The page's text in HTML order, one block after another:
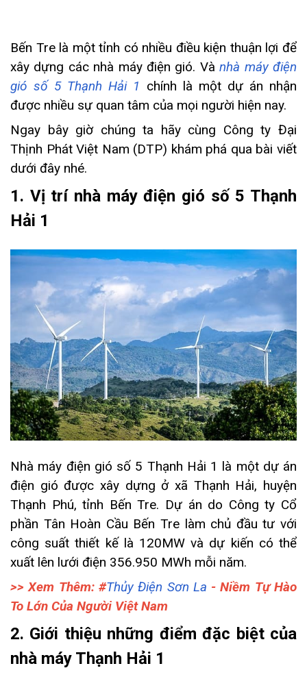
Bến Tre là một tỉnh có nhiều điều kiện thuận lợi để
xây dựng các nhà máy điện gió. Vànhà máy điện
gió số 5 Thạnh Hải 1 chính là một dự án nhận
được nhiều sự quan tâm của mọi người hiện nay.
Ngay bây giờ chúng ta hãy cùng Công ty Đại
Thịnh Phát Việt Nam (DTP) khám phá qua bài viết
dưới đây nhé.
1. Vị trí nhà máy điện gió số 5 Thạnh
Hải 1
Nhà máy điện gió số 5 Thạnh Hải 1 là một dự án
điện gió được xây dựng ở xã Thạnh Hải, huyện
Thạnh Phú, tỉnh Bến Tre. Dự án do Công ty Cổ
phần Tân Hoàn Cầu Bến Tre làm chủ đầu tư với
công suất thiết kế là 120MW và dự kiến có thể
xuất lên lưới điện 356.950 MWh mỗi năm.
>> Xem Thêm: #Thủy Điện Sơn La - Niềm Tự Hào
To Lớn Của Người Việt Nam
2. Giới thiệu những điểm đặc biệt của
nhà máy Thạnh Hải 1